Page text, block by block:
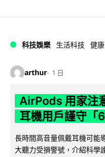
科技娛樂 生活科技 健康
arthur 1 日
AirPods 用家注
耳機用戶謹守
長時間高音量佩戴耳機可能
大聽力受損警號，介紹科學